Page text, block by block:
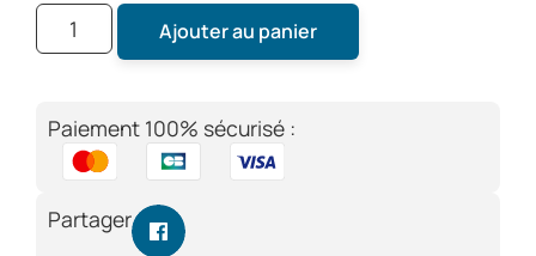
Ajouter au panier
Paiement 100% sécurisé :
Partager